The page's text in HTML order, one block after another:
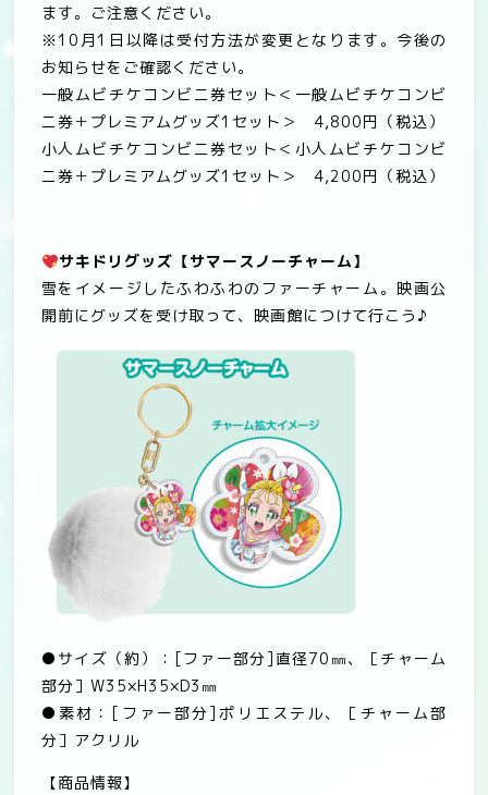
ます。ご注意ください。
※10 月1 日以降は受付方法が変更となります。今後の
お知らせをご確認ください。
一般ムビチケコンビニ券セット＜一般ムビチケコンビ
ニ券＋プレミアムグッズ1 セット＞ 4,800円（税込）
小人ムビチケコンビニ券セット＜小人ムビチケコンビ
ニ券＋プレミアムグッズ1 セット＞ 4,200円（税込）
サキドリグッズ 【サマースノーチャーム】
雪をイメージしたふわふわのファーチャーム。映画公
開前にグッズを受け取って、映画館につけて行こう♪
● サイズ（約）： [ファー部分] 直径70 ㎜、［チャーム
部分］ W35×H35×D3 ㎜
● 素材： [ ファー部分] ポリエステル、［チャーム部
分］アクリル
【商品情報】